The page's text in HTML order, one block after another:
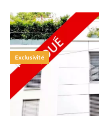
Exclusivité